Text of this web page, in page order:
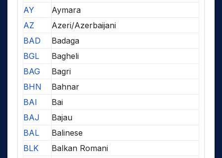
AY
Aymara
AZ
Azeri/Azerbaijani
BAD
Badaga
BGL
Bagheli
BAG
Bagri
BHN
Bahnar
BAI
Bai
BAJ
Bajau
BAL
Balinese
BLK
Balkan Romani